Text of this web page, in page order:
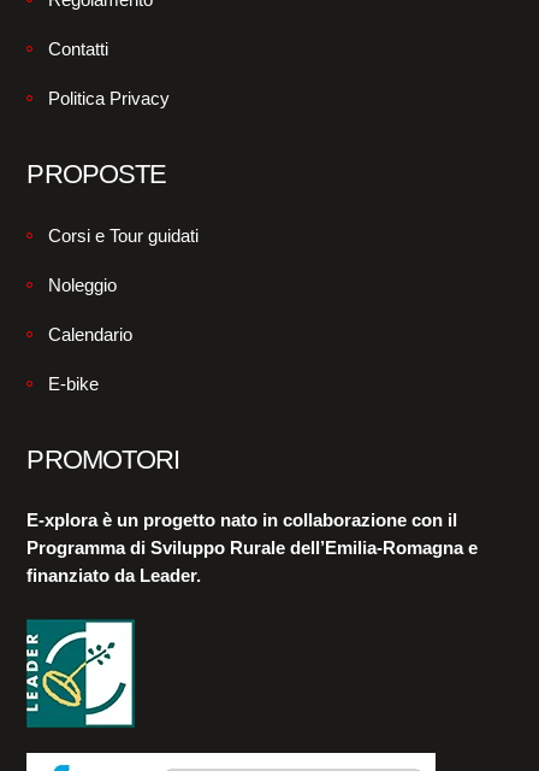
Contatti
Politica Privacy
PROPOSTE
Corsi e Tour guidati
Noleggio
Calendario
E-bike
PROMOTORI
E-xplora è un progetto nato in collaborazione con il
Programma di Sviluppo Rurale dell’Emilia-Romagna e
finanziato da Leader.